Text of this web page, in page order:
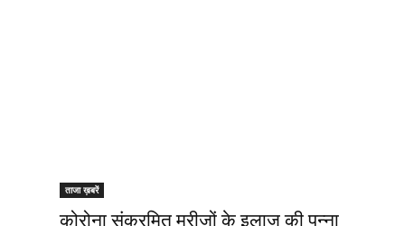
ताजा ख़बरें
कोरोना संक्रमित मरीजों के इलाज की पन्ना